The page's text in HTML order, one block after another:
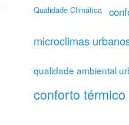
Qualidade Climática
microclimas
qualidade ambiental
conforto térmico